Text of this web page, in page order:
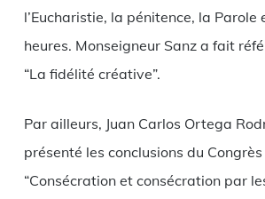
l’Eucharistie, la pénitence, la
heures. Monseigneur Sanz a fait
“La fidélité créative”.
Par ailleurs, Juan Carlos Ortega
présenté les conclusions du
“Consécration et consécration par